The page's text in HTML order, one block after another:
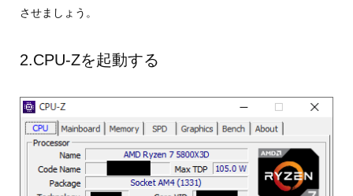
させましょう。
2.CPU-Zを起動する